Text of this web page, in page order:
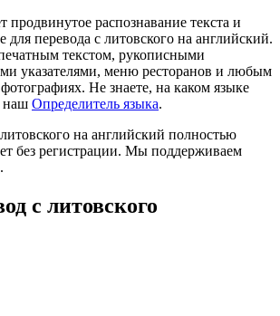
распознавание текста и
для перевода с литовского на английский.
текстом, рукописными
указателями, меню ресторанов и любым
Не знаете, на каком языке
наш Определитель языка.
литовского на английский полностью
без регистрации. Мы поддерживаем
.
с литовского